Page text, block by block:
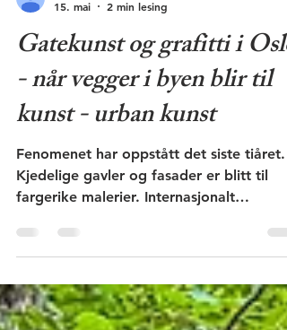
Admin
2 min lesing
Gatekunst og grafitti i Oslo
- når vegger i byen blir til
kunst - urban kunst
Kjedelige gavler og fasader er blitt til
fargerike malerier. Internasjonalt
kunstnere har gått sammen om å
forskjønne byen. Noen er bestillingsverk,